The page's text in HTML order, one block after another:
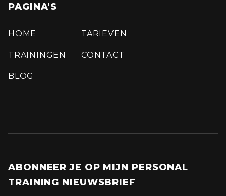
PAGINA'S
HOME
TRAININGEN
BLOG
TARIEVEN
CONTACT
ABONNEER JE OP MIJN PERSONAL
TRAINING NIEUWSBRIEF